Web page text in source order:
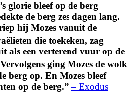
glorie bleef op de berg
de berg zes dagen lang.
hij Mozes vanuit de
die toekeken, zag
als een verterend vuur op de
Vervolgens ging Mozes de wolk
berg op. En Mozes bleef
op de berg.”– Exodus